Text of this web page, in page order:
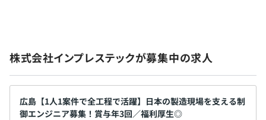
株式会社インプレステックが募集中の求人
広島【1人1案件で全工程で活躍】日本の製造現場を支える制
御エンジニア募集！賞与年3回／福利厚生◎